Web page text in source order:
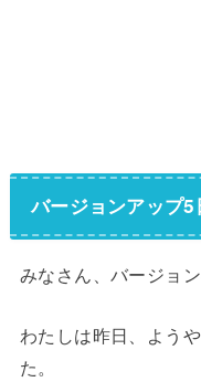
バージョンアップ5
みなさん、バージョ
わたしは昨日、よう
た。